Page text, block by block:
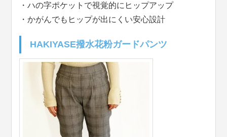
・ハの字ポケットで視覚的にヒップアップ
・かがんでもヒップが出にくい安心設計
HAKIYASE撥水花粉ガードパンツ